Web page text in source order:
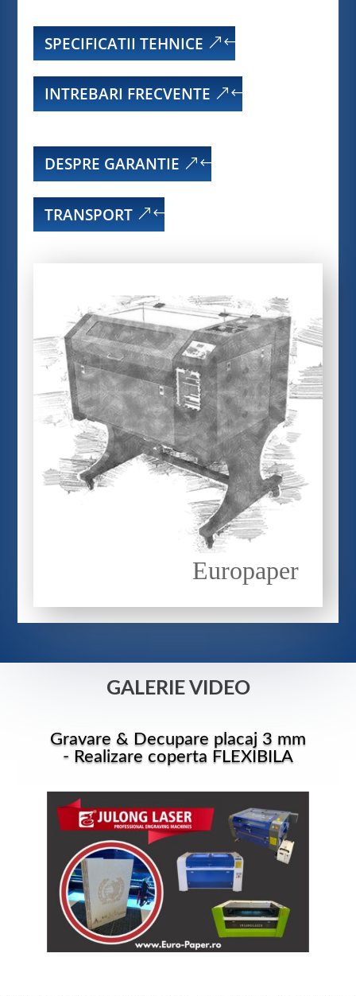
SPECIFICATII TEHNICE
INTREBARI FRECVENTE
DESPRE GARANTIE
TRANSPORT
Europaper
GALERIE VIDEO
Gravare & Decupare placaj 3 mm
- Realizare coperta FLEXIBILA